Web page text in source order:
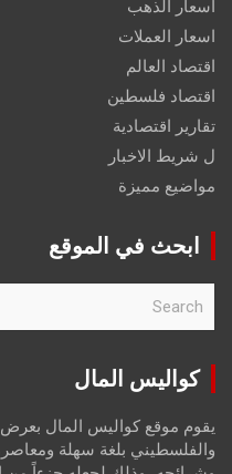
اسعار الذهب
اسعار العملات
اقتصاد العالم
اقتصاد فلسطين
تقارير اقتصادية
ل شريط الاخبار
مواضيع مميزة
ابحث في الموقع
r
كواليس المال
يقوم موقع كواليس المال بعرض
والفلسطيني بلغة سهلة